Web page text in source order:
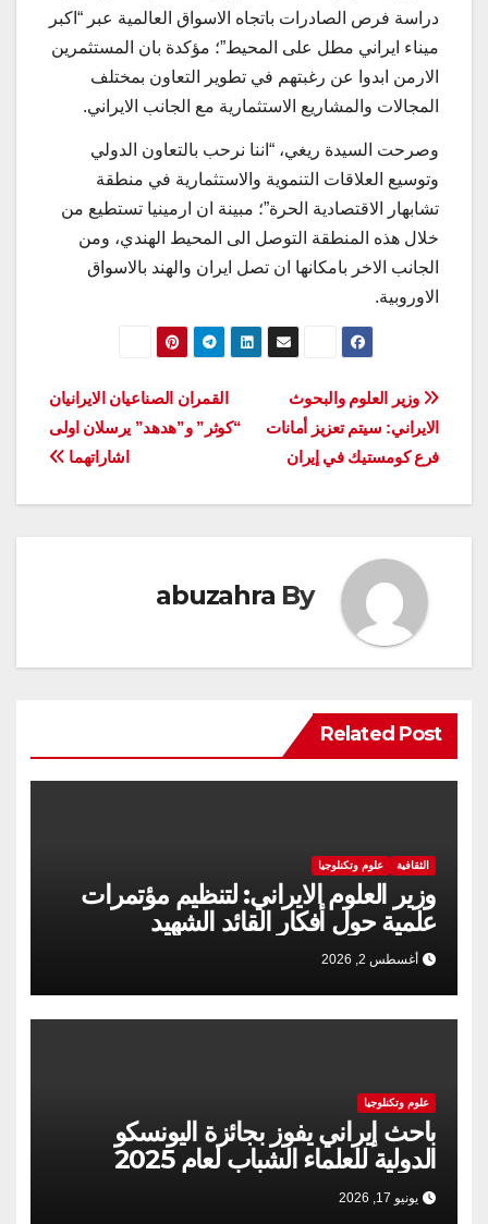
دراسة فرص الصادرات باتجاه الاسواق العالمية عبر “اكبر
ميناء ايراني مطل على المحيط”؛ مؤكدة بان المستثمرين
الارمن ابدوا عن رغبتهم في تطوير التعاون بمختلف
المجالات والمشاريع الاستثمارية مع الجانب الايراني.
وصرحت السيدة ريغي، “اننا نرحب بالتعاون الدولي
وتوسيع العلاقات التنموية والاستثمارية في منطقة
تشابهار الاقتصادية الحرة”؛ مبينة ان ارمينيا تستطيع من
خلال هذه المنطقة التوصل الى المحيط الهندي، ومن
الجانب الاخر بامكانها ان تصل ايران والهند بالاسواق
الاوروبية.
تصفّح
المقالات
القمران الصناعيان الايرانيان
“كوثر” و”هدهد” يرسلان اولى
اشاراتهما
وزير العلوم والبحوث
الايراني: سيتم تعزيز أمانات
فرع كومستيك في إيران
By
abuzahra
Related Post
الثقافية علوم وتكنلوجيا
وزير العلوم الايراني: لتنظيم مؤتمرات
علمية حول أفكار القائد الشهيد
أغسطس 2, 2026
علوم وتكنلوجيا
باحث إيراني يفوز بجائزة اليونسكو
الدولية للعلماء الشباب لعام 2025
يونيو 17, 2026